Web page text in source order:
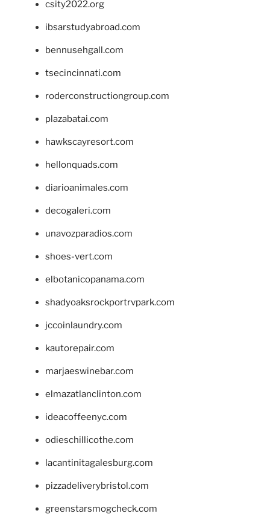
csity2022.org
ibsarstudyabroad.com
bennusehgall.com
tsecincinnati.com
roderconstructiongroup.com
plazabatai.com
hawkscayresort.com
hellonquads.com
diarioanimales.com
decogaleri.com
unavozparadios.com
shoes-vert.com
elbotanicopanama.com
shadyoaksrockportrvpark.com
jccoinlaundry.com
kautorepair.com
marjaeswinebar.com
elmazatlanclinton.com
ideacoffeenyc.com
odieschillicothe.com
lacantinitagalesburg.com
pizzadeliverybristol.com
greenstarsmogcheck.com